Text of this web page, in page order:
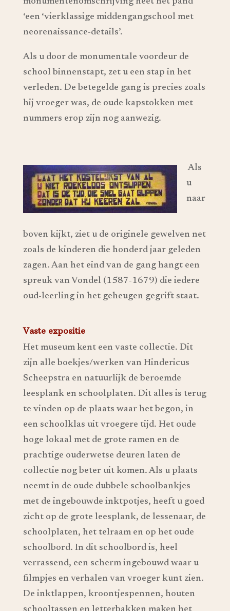
‘een ‘vierklassige middengangschool met
neorenaissance-details’.
Als u door de monumentale voordeur de
school binnenstapt, zet u een stap in het
verleden. De betegelde gang is precies zoals
hij vroeger was, de oude kapstokken met
nummers erop zijn nog aanwezig.
Als
u
naar
boven kijkt, ziet u de originele gewelven net
zoals de kinderen die honderd jaar geleden
zagen. Aan het eind van de gang hangt een
spreuk van Vondel (1587-1679) die iedere
oud-leerling in het geheugen gegrift staat.
Vaste expositie
Het museum kent een vaste collectie. Dit
zijn alle boekjes/werken van Hindericus
Scheepstra en natuurlijk de beroemde
leesplank en schoolplaten. Dit alles is terug
te vinden op de plaats waar het begon, in
een schoolklas uit vroegere tijd. Het oude
hoge lokaal met de grote ramen en de
prachtige ouderwetse deuren laten de
collectie nog beter uit komen. Als u plaats
neemt in de oude dubbele schoolbankjes
met de ingebouwde inktpotjes, heeft u goed
zicht op de grote leesplank, de lessenaar, de
schoolplaten, het telraam en op het oude
schoolbord. In dit schoolbord is, heel
verrassend, een scherm ingebouwd waar u
filmpjes en verhalen van vroeger kunt zien.
De inktlappen, kroontjespennen, houten